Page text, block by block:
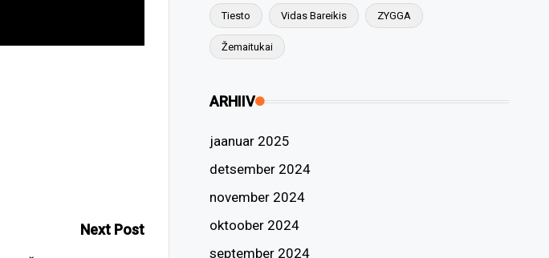
Next Post
Tiesto Vidas Bareikis ZYGGA
Žemaitukai
ARHIIV
jaanuar 2025
detsember 2024
november 2024
oktoober 2024
september 2024